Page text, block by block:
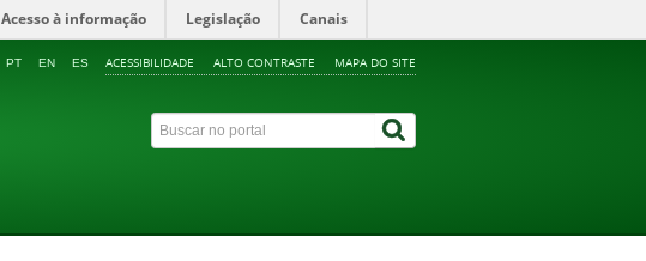
Acesso à informação Legislação Canais
ACESSIBILIDADE ALTO CONTRASTE MAPA DO SITE
PT EN ES